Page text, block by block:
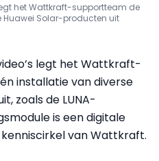
het Wattkraft-supportteam de
Huawei Solar-producten uit
legt het Wattkraft-
installatie van diverse
zoals de LUNA-
is een digitale
van Wattkraft.